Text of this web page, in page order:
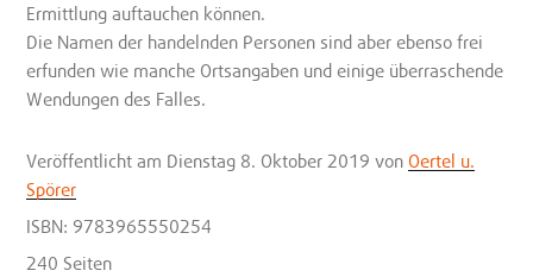
Ermittlung auftauchen können.
Die Namen der handelnden Personen sind aber ebenso frei
erfunden wie manche Ortsangaben und einige überraschende
Wendungen des Falles.
Veröffentlicht am Dienstag 8. Oktober 2019 vonOertel u.
Spörer
ISBN: 9783965550254
240 Seiten